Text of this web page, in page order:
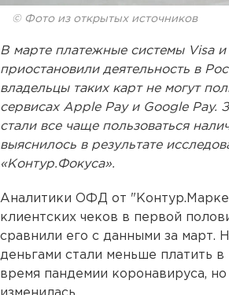
© Фото из открытых источников
В марте платежные системы Visa и
приостановили деятельность в
владельцы таких карт не могут
сервисах Apple Pay и Google Pay.
стали все чаще пользоваться
выяснилось в результате
«Контур.Фокуса».
Аналитики ОФД от
клиентских чеков в первой
сравнили его с данными за март.
деньгами стали меньше платить в
время пандемии коронавируса, но